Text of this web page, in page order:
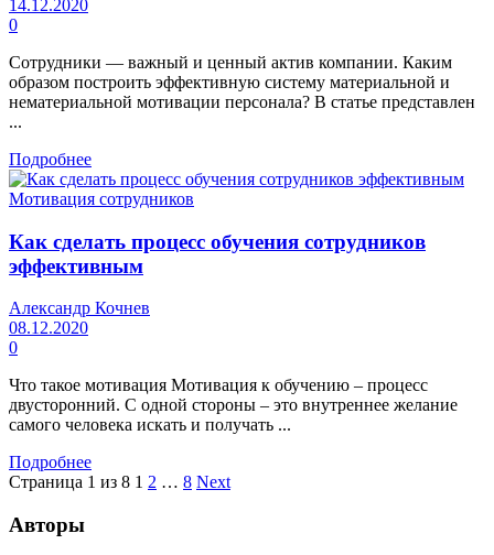
14.12.2020
0
Сотрудники — важный и ценный актив компании. Каким
образом построить эффективную систему материальной и
нематериальной мотивации персонала? В статье представлен
...
Подробнее
Мотивация сотрудников
Как сделать процесс обучения сотрудников
эффективным
Александр Кочнев
08.12.2020
0
Что такое мотивация Мотивация к обучению – процесс
двусторонний. С одной стороны – это внутреннее желание
самого человека искать и получать ...
Подробнее
Страница 1 из 8 1 2 … 8 Next
Авторы